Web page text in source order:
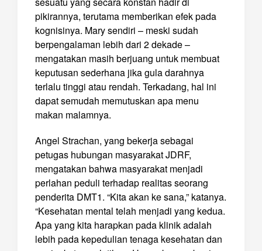
pikirannya, terutama memberikan efek pada
kognisinya. Mary sendiri – meski sudah
berpengalaman lebih dari 2 dekade –
mengatakan masih berjuang untuk membuat
keputusan sederhana jika gula darahnya
terlalu tinggi atau rendah. Terkadang, hal ini
dapat semudah memutuskan apa menu
makan malamnya.
Angel Strachan, yang bekerja sebagai
petugas hubungan masyarakat JDRF,
mengatakan bahwa masyarakat menjadi
perlahan peduli terhadap realitas seorang
penderita DMT1. “Kita akan ke sana,” katanya.
“Kesehatan mental telah menjadi yang kedua.
Apa yang kita harapkan pada klinik adalah
lebih pada kepedulian tenaga kesehatan dan